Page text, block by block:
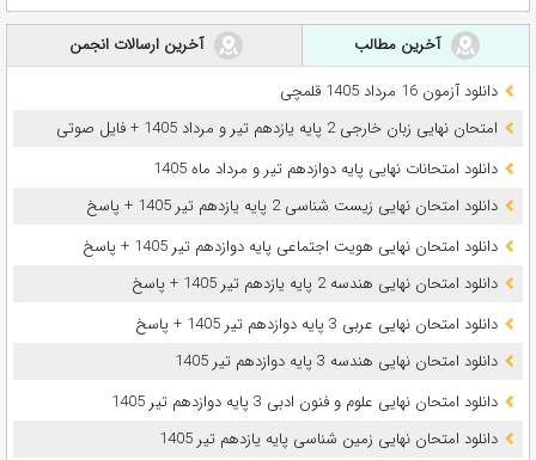
آخرین مطالب
آخرین ارسالات انجمن
دانلود آزمون 16 مرداد 1405 قلمچی
امتحان نهایی زبان خارجی 2 پایه یازدهم تیر و مرداد 1405 + فایل صوتی
دانلود امتحانات نهایی پایه دوازدهم تیر و مرداد ماه 1405
دانلود امتحان نهایی زیست شناسی 2 پایه یازدهم تیر 1405 + پاسخ
دانلود امتحان نهایی هویت اجتماعی پایه دوازدهم تیر 1405 + پاسخ
دانلود امتحان نهایی هندسه 2 پایه یازدهم تیر 1405 + پاسخ
دانلود امتحان نهایی عربی 3 پایه دوازدهم تیر 1405 + پاسخ
دانلود امتحان نهایی هندسه 3 پایه دوازدهم تیر 1405
دانلود امتحان نهایی علوم و فنون ادبی 3 پایه دوازدهم تیر 1405
دانلود امتحان نهایی زمین شناسی پایه یازدهم تیر 1405